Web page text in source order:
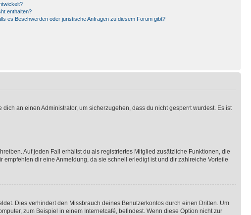
enthalten?
es Beschwerden oder juristische Anfragen zu diesem Forum gibt?
an einen Administrator, um sicherzugehen, dass du nicht gesperrt wurdest. Es ist
Auf jeden Fall erhältst du als registriertes Mitglied zusätzliche Funktionen, die
dir eine Anmeldung, da sie schnell erledigt ist und dir zahlreiche Vorteile
Dies verhindert den Missbrauch deines Benutzerkontos durch einen Dritten. Um
zum Beispiel in einem Internetcafé, befindest. Wenn diese Option nicht zur